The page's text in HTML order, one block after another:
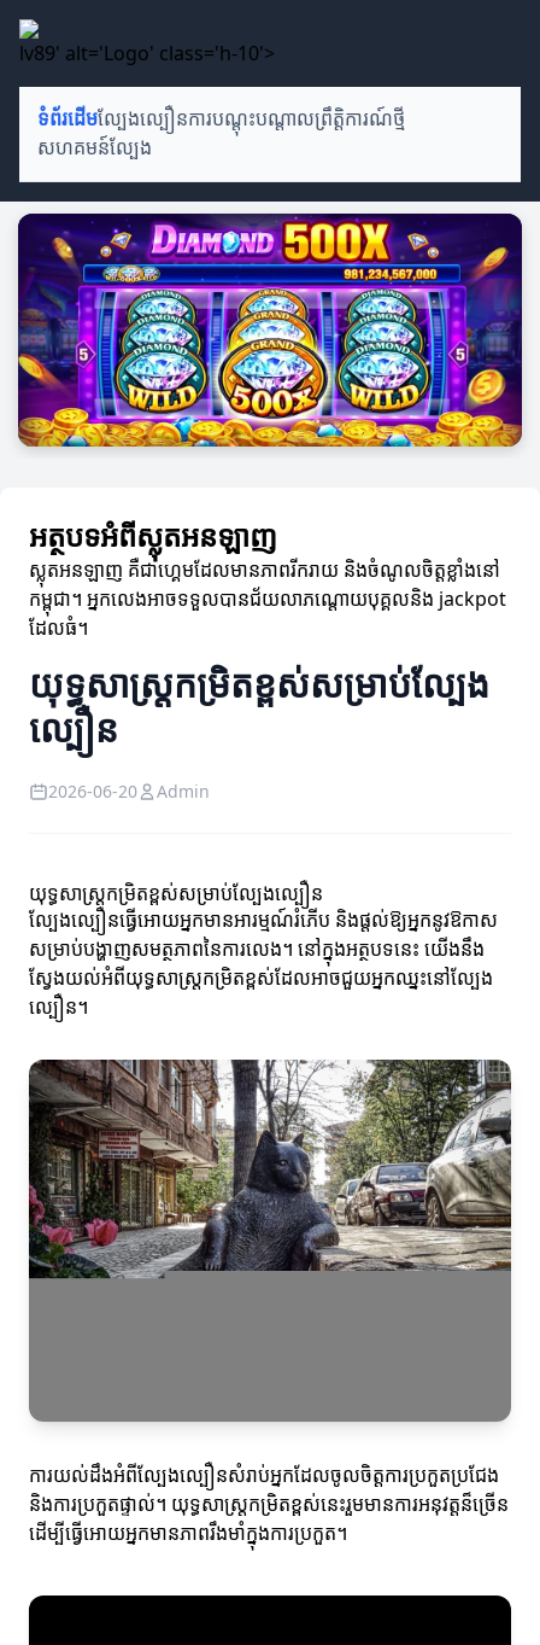
lv89' alt='Logo' class='h-10'>
ទំព័រដើមល្បែងល្បឿនការបណ្តុះបណ្តាលព្រឹត្តិការណ៍ថ្មី
សហគមន៍ល្បែង
អត្ថបទអំពីស្លុតអនឡាញ
ស្លុតអនឡាញ គឺជាហ្គេមដែលមានភាពរីករាយ និងចំណូលចិត្តខ្លាំងនៅ
កម្ពុជា។ អ្នកលេងអាចទទួលបានជ័យលាភណ្តោយបុគ្គលនិង jackpot
ដែលធំ។
យុទ្ធសាស្ត្រកម្រិតខ្ពស់សម្រាប់ល្បែង
ល្បឿន
2026-06-20 Admin
យុទ្ធសាស្ត្រកម្រិតខ្ពស់សម្រាប់ល្បែងល្បឿន
ល្បែងល្បឿនធ្វើអោយអ្នកមានអារម្មណ៍រំភើប និងផ្តល់ឱ្យអ្នកនូវឱកាស
សម្រាប់បង្ហាញសមត្ថភាពនៃការលេង។ នៅក្នុងអត្ថបទនេះ យើងនឹង
ស្វែងយល់អំពីយុទ្ធសាស្ត្រកម្រិតខ្ពស់ដែលអាចជួយអ្នកឈ្នះនៅល្បែង
ល្បឿន។
ការយល់ដឹងអំពីល្បែងល្បឿនសំរាប់អ្នកដែលចូលចិត្តការប្រកួតប្រជែង
និងការប្រកួតផ្ទាល់។ យុទ្ធសាស្ត្រកម្រិតខ្ពស់នេះរួមមានការអនុវត្តន៏ច្រើន
ដើម្បីធ្វើអោយអ្នកមានភាពរឹងមាំក្នុងការប្រកួត។